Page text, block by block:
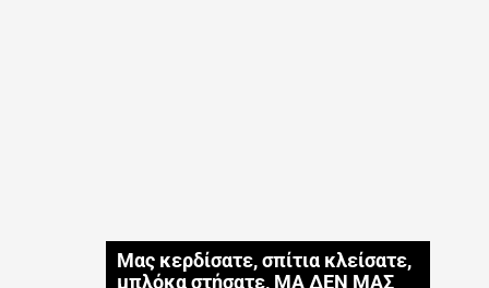
Μας κερδίσατε, σπίτια κλείσατε,
μπλόκα στήσατε, ΜΑ ΔΕΝ ΜΑΣ